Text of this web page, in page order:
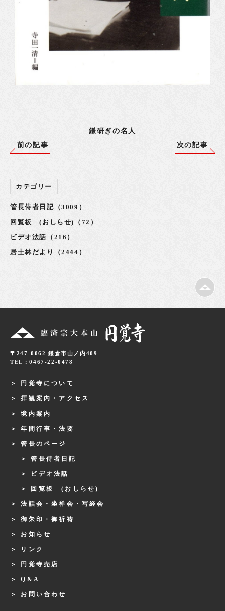
鎌研ぎの名人
前の記事
次の記事
カテゴリー
管長侍者日記（3009）
回覧板 (おしらせ)（72）
ビデオ法話（216）
居士林だより（2444）
〒247-0062 鎌倉市山ノ内409
TEL：0467-22-0478
円覚寺について
拝観案内・アクセス
境内案内
年間行事・法要
管長のページ
管長侍者日記
ビデオ法話
回覧板 (おしらせ)
法話会・坐禅会・写経会
御朱印・御祈祷
お知らせ
リンク
円覚寺売店
Q&A
お問い合わせ